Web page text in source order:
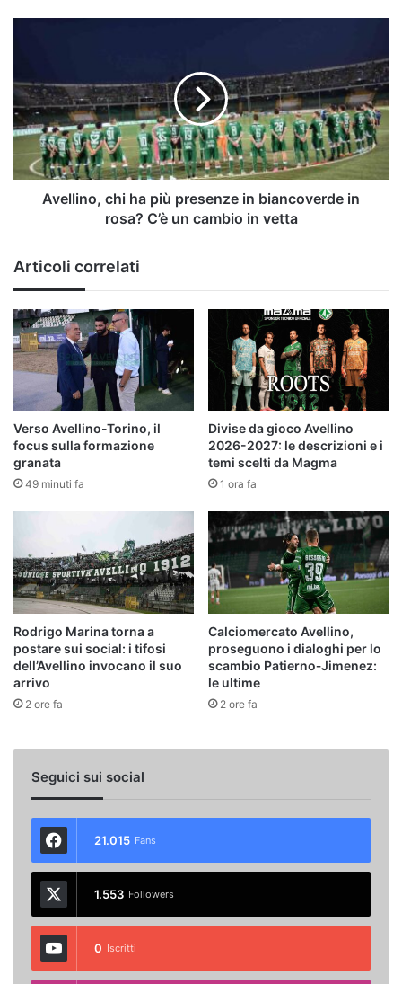
più
presenze
in
biancoverde
rosa?
vetta
Avellino, chi ha più presenze in biancoverde in
rosa? C’è un cambio in vetta
Articoli correlati
Verso Avellino-Torino, il
focus sulla formazione
granata
49 minuti fa
Divise da gioco Avellino
2026-2027: le descrizioni e i
temi scelti da Magma
1 ora fa
Rodrigo Marina torna a
postare sui social: i tifosi
dell’Avellino invocano il suo
arrivo
2 ore fa
Calciomercato Avellino,
proseguono i dialoghi per lo
scambio Patierno‑Jimenez:
le ultime
2 ore fa
Seguici sui social
21.015 Fans
1.553 Followers
0 Iscritti